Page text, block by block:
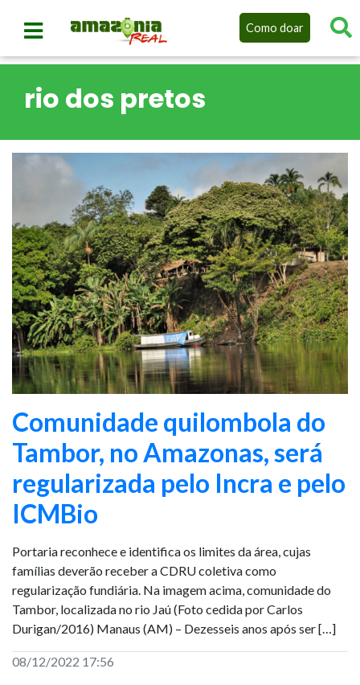
Como doar
rio dos pretos
Comunidade quilombola do
Tambor, no Amazonas, será
regularizada pelo Incra e pelo
ICMBio
Portaria reconhece e identifica os limites da área, cujas
famílias deverão receber a CDRU coletiva como
regularização fundiária. Na imagem acima, comunidade do
Tambor, localizada no rio Jaú (Foto cedida por Carlos
Durigan/2016) Manaus (AM) – Dezesseis anos após ser […]
08/12/2022 17:56